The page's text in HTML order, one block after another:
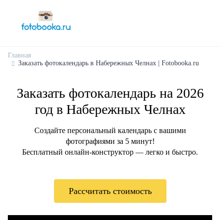
Главная
Заказать фотокалендарь в Набережных Челнах | Fotobooka.ru
Заказать фотокалендарь на 2026
год в Набережных Челнах
Создайте персональный календарь с вашими
фотографиями за 5 минут!
Бесплатный онлайн-конструктор — легко и быстро.
Рассчитать стоимость